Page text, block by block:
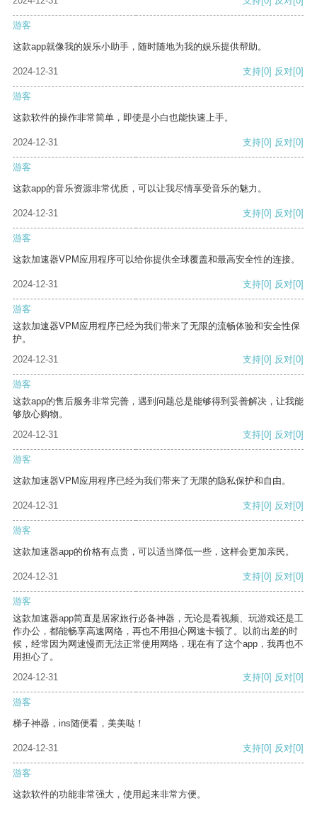
游客
这款app就像我的娱乐小助手，随时随地为我的娱乐提供帮助。
2024-12-31 支持[0] 反对[0]
游客
这款软件的操作非常简单，即使是小白也能快速上手。
2024-12-31 支持[0] 反对[0]
游客
这款app的音乐资源非常优质，可以让我尽情享受音乐的魅力。
2024-12-31 支持[0] 反对[0]
游客
这款加速器VPM应用程序可以给你提供全球覆盖和最高安全性的连接。
2024-12-31 支持[0] 反对[0]
游客
这款加速器VPM应用程序已经为我们带来了无限的流畅体验和安全性保
护。
2024-12-31
支持[0] 反对[0]
游客
这款app的售后服务非常完善，遇到问题总是能够得到妥善解决，让我能
够放心购物。
2024-12-31
支持[0] 反对[0]
游客
这款加速器VPM应用程序已经为我们带来了无限的隐私保护和自由。
2024-12-31 支持[0] 反对[0]
游客
这款加速器app的价格有点贵，可以适当降低一些，这样会更加亲民。
2024-12-31 支持[0] 反对[0]
游客
这款加速器app简直是居家旅行必备神器，无论是看视频、玩游戏还是工
作办公，都能畅享高速网络，再也不用担心网速卡顿了。以前出差的时
候，经常因为网速慢而无法正常使用网络，现在有了这个app，我再也不
用担心了。
2024-12-31
支持[0] 反对[0]
游客
梯子神器，ins随便看，美美哒！
2024-12-31 支持[0] 反对[0]
游客
这款软件的功能非常强大，使用起来非常方便。